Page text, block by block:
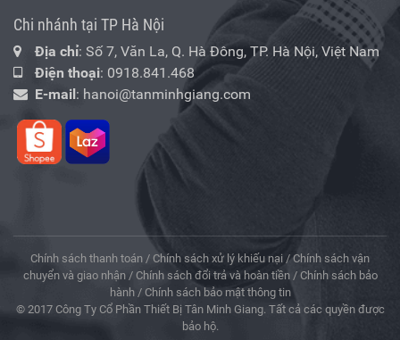
Chi nhánh tại TP Hà Nội
Địa chỉ: Số 7, Văn La, Q. Hà Đông, TP. Hà Nội, Việt Nam
Điện thoại: 0918.841.468
E-mail : hanoi@tanminhgiang.com
Chính sách thanh toán / Chính sách xử lý khiếu nại /Chính sách vận
chuyển và giao nhận/ Chính sách đổi trả và hoàn tiền/ Chính sách bảo
hành/ Chính sách bảo mật thông tin
© 2017 Công Ty Cổ Phần Thiết Bị Tân Minh Giang. Tất cả các quyền được
bảo hộ.